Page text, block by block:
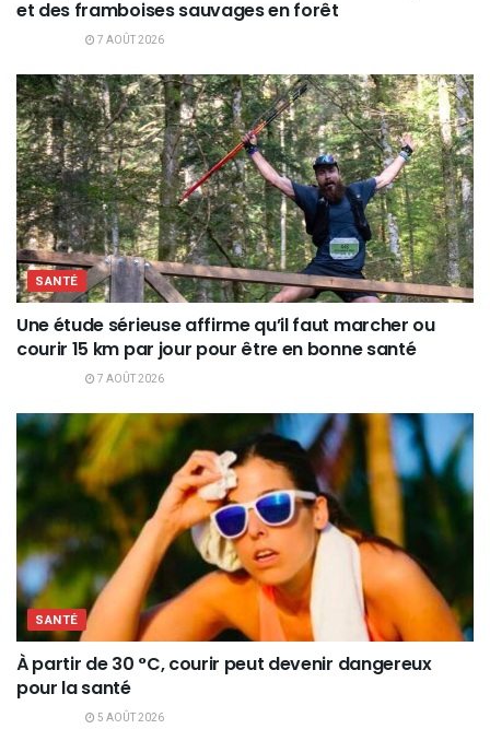
et des framboises sauvages en forêt
7 AOÛT 2026
SANTÉ
Une étude sérieuse affirme qu’il faut marcher ou
courir 15 km par jour pour être en bonne santé
7 AOÛT 2026
SANTÉ
À partir de 30 °C, courir peut devenir dangereux
pour la santé
5 AOÛT 2026